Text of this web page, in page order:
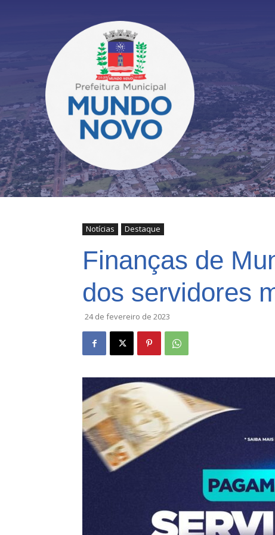
Notícias Destaque
Finanças de
dos servidores
24 de fevereiro de 2023